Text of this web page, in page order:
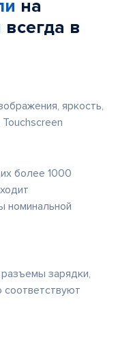
на
всегда в
яркость,
более 1000
номинальной
зарядки,